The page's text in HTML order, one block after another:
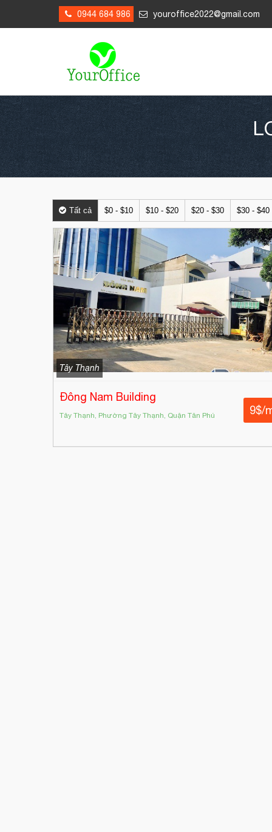
0944 684 986 youroffice2022@gmail.com
Tất cả $0 - $10 $10 - $20 $20 - $30 $30 - $40
Tây Thạnh
Đông Nam Building
Tây Thạnh, Phường Tây Thạnh, Quận Tân Phú 9$/